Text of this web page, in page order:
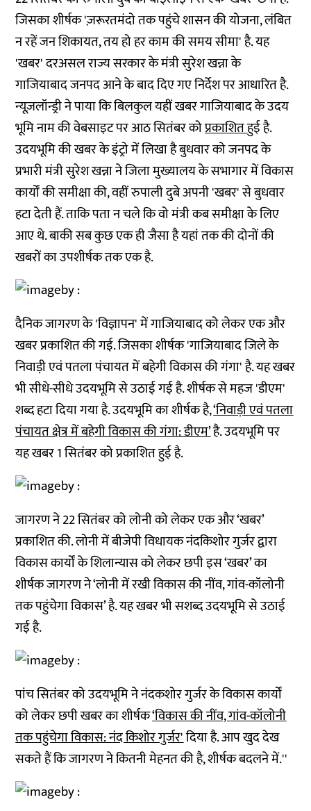
जिसका शीर्षक 'ज़रूरतमंदो तक पहुंचे शासन की योजना, लंबित
न रहें जन शिकायत, तय हो हर काम की समय सीमा' है. यह
'खबर' दरअसल राज्य सरकार के मंत्री सुरेश खन्ना के
गाजियाबाद जनपद आने के बाद दिए गए निर्देश पर आधारित है.
न्यूज़लॉन्ड्री ने पाया कि बिलकुल यहीं खबर गाजियाबाद के उदय
भूमि नाम की वेबसाइट पर आठ सितंबर कोप्रकाशितहुई है.
उदयभूमि की खबर के इंट्रो में लिखा है बुधवार को जनपद के
प्रभारी मंत्री सुरेश खन्ना ने जिला मुख्यालय के सभागार में विकास
कार्यों की समीक्षा की, वहीं रुपाली दुबे अपनी 'खबर' से बुधवार
हटा देती हैं. ताकि पता न चले कि वो मंत्री कब समीक्षा के लिए
आए थे. बाकी सब कुछ एक ही जैसा है यहां तक की दोनों की
खबरों का उपशीर्षक तक एक है.
दैनिक जागरण के 'विज्ञापन' में गाजियाबाद को लेकर एक और
खबर प्रकाशित की गई. जिसका शीर्षक 'गाजियाबाद जिले के
निवाड़ी एवं पतला पंचायत में बहेगी विकास की गंगा' है. यह खबर
भी सीधे-सीधे उदयभूमि से उठाई गई है. शीर्षक से महज 'डीएम'
शब्द हटा दिया गया है. उदयभूमि का शीर्षक है,‘निवाड़ी एवं पतला
पंचायत क्षेत्र में बहेगी विकास की गंगा: डीएम’है. उदयभूमि पर
यह खबर 1 सितंबर को प्रकाशित हुई है.
जागरण ने 22 सितंबर को लोनी को लेकर एक और ‘खबर’
प्रकाशित की. लोनी में बीजेपी विधायक नंदकिशोर गुर्जर द्वारा
विकास कार्यों के शिलान्यास को लेकर छपी इस ‘खबर’ का
शीर्षक जागरण ने ‘लोनी में रखी विकास की नींव, गांव-कॉलोनी
तक पहुंचेगा विकास’ है. यह खबर भी सशब्द उदयभूमि से उठाई
गई है.
पांच सितंबर को उदयभूमि ने नंदकशोर गुर्जर के विकास कार्यों
को लेकर छपी खबर का शीर्षक‘विकास की नींव, गांव-कॉलोनी
तक पहुंचेगा विकास: नंद किशोर गुर्जर'दिया है. आप खुद देख
सकते हैं कि जागरण ने कितनी मेहनत की है, शीर्षक बदलने में.''